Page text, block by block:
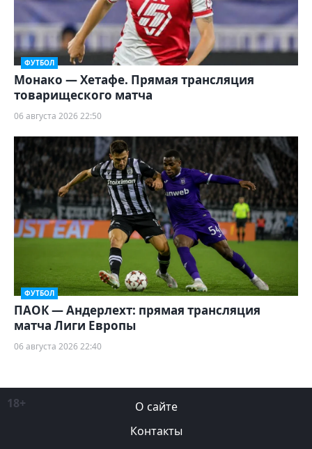
ФУТБОЛ
Монако — Хетафе. Прямая трансляция
товарищеского матча
06 августа 2026 22:50
ФУТБОЛ
ПАОК — Андерлехт: прямая трансляция
матча Лиги Европы
06 августа 2026 22:40
18+
О сайте
Контакты